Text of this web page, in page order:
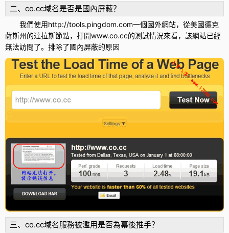
二、co.cc域名是否是國內屏蔽？
我們使用http://tools.pingdom.com一個國外網站，從美國德克
薩斯州的達拉斯節點，打開www.co.cc的測試情況來看，該網站已經
無法訪問了。排除了國內屏蔽的原因
三、co.cc域名服務被濫用是否為幕後推手？